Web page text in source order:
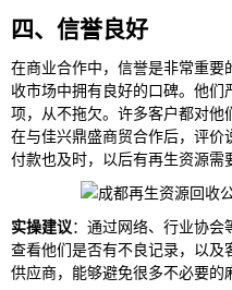
四、信誉良好
在商业合作中，信誉是非常重
收市场中拥有良好的口碑。他
项，从不拖欠。许多客户都对他
在与佳兴鼎盛商贸合作后，评价
付款也及时，以后有再生资源需
实操建议：通过网络、行业协会
查看他们是否有不良记录，以
供应商，能够避免很多不必要的